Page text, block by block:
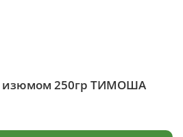
изюмом 250гр ТИМОША